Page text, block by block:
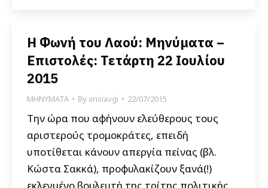
Η Φωνή του Λαού: Μηνύματα –
Επιστολές: Τετάρτη 22 Ιουλίου
2015
ΜΗΝΥΜΑΤΑ Byxrisiavgi 22/07/2015
Την ώρα που αφήνουν ελεύθερους τους
αριστερούς τρομοκράτες, επειδή
υποτίθεται κάνουν απεργία πείνας (βλ.
Κώστα Σακκά), προφυλακίζουν ξανά(!)